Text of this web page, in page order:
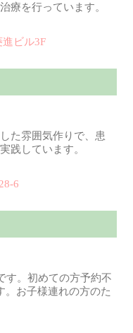
療を行っています。
ビル3F
た雰囲気作りで、患
践しています。
6
す。初めての方予約不
。お子様連れの方のた